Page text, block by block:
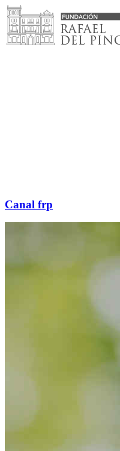
Saltar
al
contenido
Canal frp